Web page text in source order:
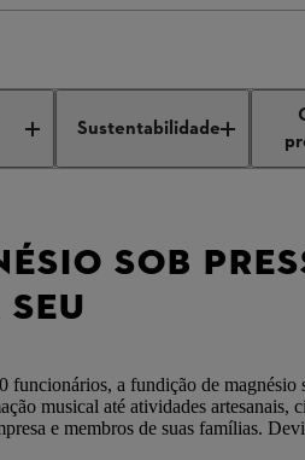
Sustentabilidade
sob pressão da STIHL comemora seu
SOB
a fundição de
musical até atividades artesanais,
e membros de suas famílias.